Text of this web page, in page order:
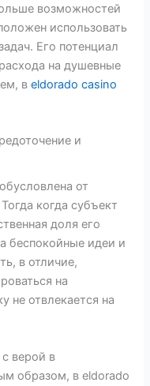
возможностей
использовать
Его потенциал
на душевные
вeldorado casino
и
от
когда субъект
доля его
беспокойные идеи и
в отличие,
на
не отвлекается на
верой в
образом, в eldorado